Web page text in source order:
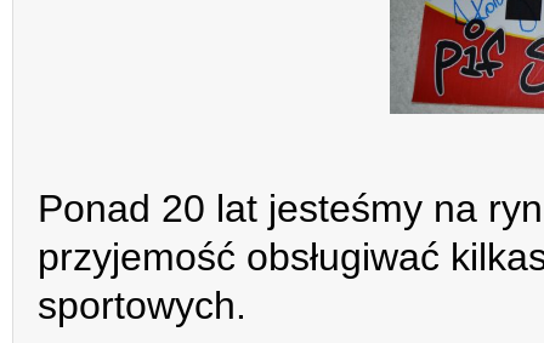
Ponad 20 lat jesteśmy na
przyjemość obsługiwać
sportowych.